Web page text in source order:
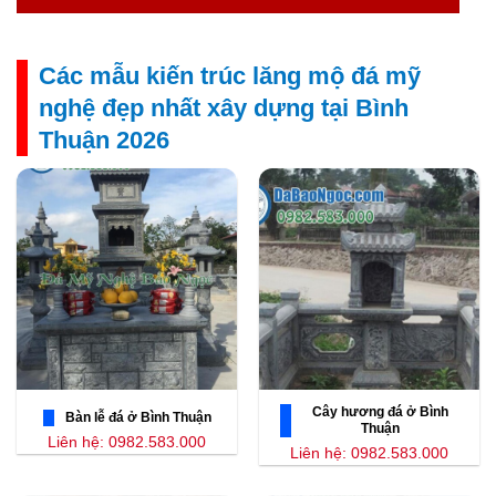
Các mẫu kiến trúc lăng mộ đá mỹ
nghệ đẹp nhất xây dựng tại Bình
Thuận 2026
Bàn lễ đá ở Bình Thuận
Liên hệ: 0982.583.000
Cây hương đá ở Bình
Thuận
Liên hệ: 0982.583.000